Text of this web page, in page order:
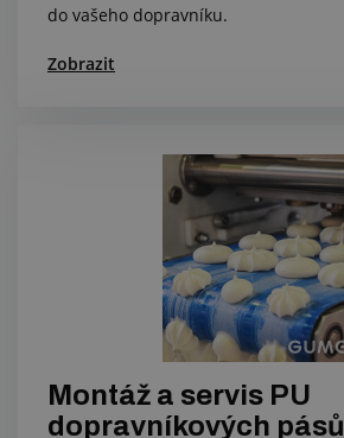
do vašeho dopravníku.
Zobrazit
Montáž a servis PU
dopravníkových pásů